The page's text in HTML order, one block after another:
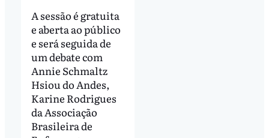
A sessão é gratuita
e aberta ao público
e será seguida de
um debate com
Annie Schmaltz
Hsiou do Andes,
Karine Rodrigues
da Associação
Brasileira de